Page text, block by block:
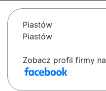
Piastów
Piastów
Zobacz profil firmy na